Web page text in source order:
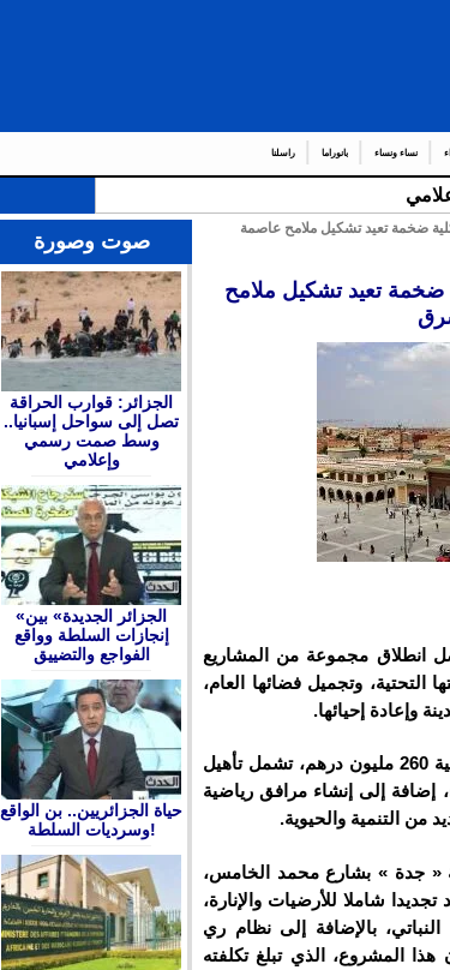
نساء ونساء بانوراما راسلنا
ضخمة تعيد تشكيل ملامح عاصمة
ضخمة تعيد تشكيل ملامح
انطلاق مجموعة من المشاريع
التحتية، وتجميل فضائها العام،
وإعادة إحيائها.
هذه المشاريع، التي تتجاوز قيمتها الإجمالية 260 مليون درهم، تشمل تأهيل
إضافة إلى إنشاء مرافق رياضية
من التنمية والحيوية.
« جدة » بشارع محمد الخامس،
شاملا للأرضيات والإنارة،
بالإضافة إلى نظام ري
هذا المشروع، الذي تبلغ تكلفته
صوت وصورة
الجزائر: قوارب الحراقة
تصل إلى سواحل إسبانيا..
وسط صمت رسمي
وإعلامي
«الجزائر الجديدة» بين
إنجازات السلطة وواقع
الفواجع والتضييق
حياة الجزائريين.. بن الواقع
وسرديات السلطة!